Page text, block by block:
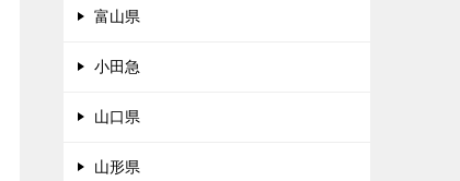
富山県
小田急
山口県
山形県